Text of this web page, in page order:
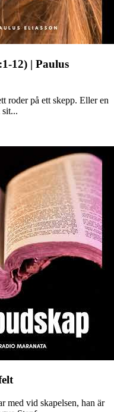
12) | Paulus
roder på ett skepp. Eller en
sit...
med vid skapelsen, han är